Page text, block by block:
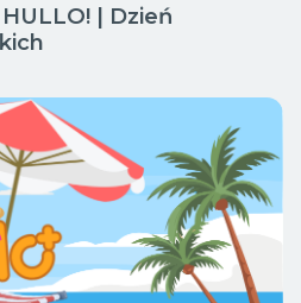
| Dzień